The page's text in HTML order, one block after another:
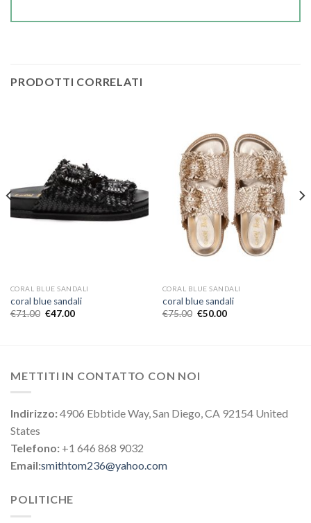
PRODOTTI CORRELATI
CORAL BLUE SANDALI
coral blue sandali
€71.00 €47.00
CORAL BLUE SANDALI
coral blue sandali
€75.00 €50.00
METTITI IN CONTATTO CON NOI
Indirizzo:4906 Ebbtide Way, San Diego, CA 92154 United
States
Telefono: +1 646 868 9032
Email:smithtom236@yahoo.com
POLITICHE